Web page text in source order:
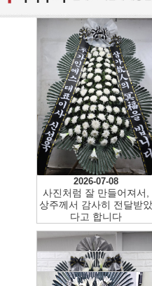
2026-07-08
사진처럼 잘 만들어져서,
상주께서 감사히 전달받았
다고 합니다